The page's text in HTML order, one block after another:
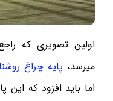
اولین تصویری که
میرسد، پایه چراغ
اما باید افزود که این